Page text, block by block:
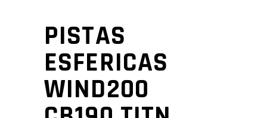
PISTAS
ESFERICAS
WIND200